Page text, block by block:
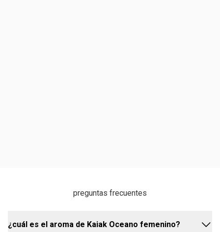
preguntas frecuentes
¿cuál es el aroma de Kaiak Oceano femenino?